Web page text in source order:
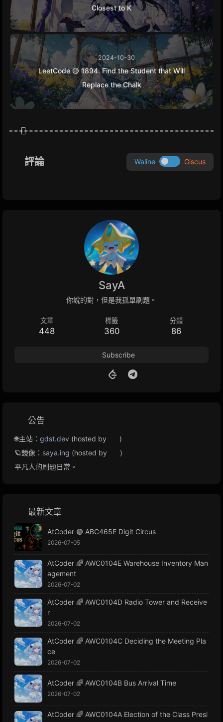
Closest to K
2024-10-30
LeetCode 🟡 1894. Find the Student that Will
Replace the Chalk
評論 Waline Giscus
SayA
你說的對，但是我孤單刷題。
文章
448
標籤
360
分類
86
Subscribe
公告
🌐主站： gdst.dev (hosted by
)
🪐鏡像： saya.ing (hosted by
)
平凡人的刷題日常。
最新文章
AtCoder 🟢 ABC465E Digit Circus
2026-07-05
AtCoder 🌈 AWC0104E Warehouse Inventory Man
agement
2026-07-02
AtCoder 🌈 AWC0104D Radio Tower and Receive
r
2026-07-02
AtCoder 🌈 AWC0104C Deciding the Meeting Pla
ce
2026-07-02
AtCoder 🌈 AWC0104B Bus Arrival Time
2026-07-02
AtCoder 🌈 AWC0104A Election of the Class Presi